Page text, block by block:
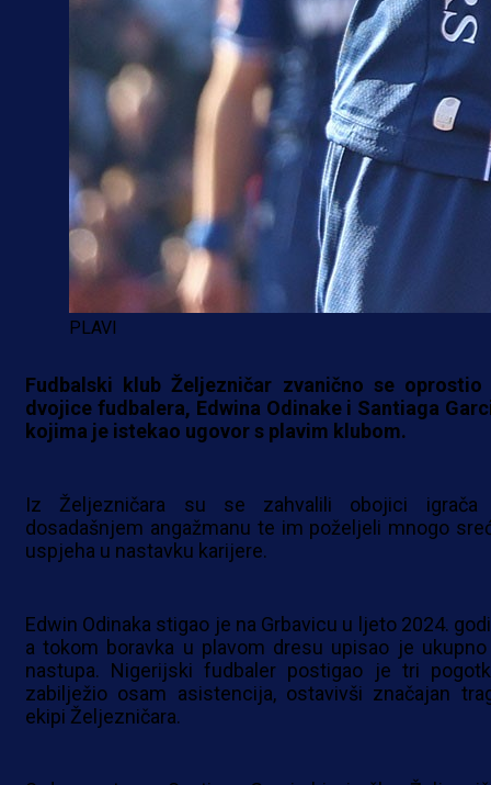
PLAVI
Fudbalski klub Željezničar zvanično se oprostio
dvojice fudbalera, Edwina Odinake i Santiaga
kojima je istekao ugovor s plavim klubom.
Iz Željezničara su se zahvalili obojici igrača
dosadašnjem angažmanu te im poželjeli mnogo
uspjeha u nastavku karijere.
Edwin Odinaka stigao je na Grbavicu u ljeto 2024.
a tokom boravka u plavom dresu upisao je
nastupa. Nigerijski fudbaler postigao je tri
zabilježio osam asistencija, ostavivši značajan
ekipi Željezničara.